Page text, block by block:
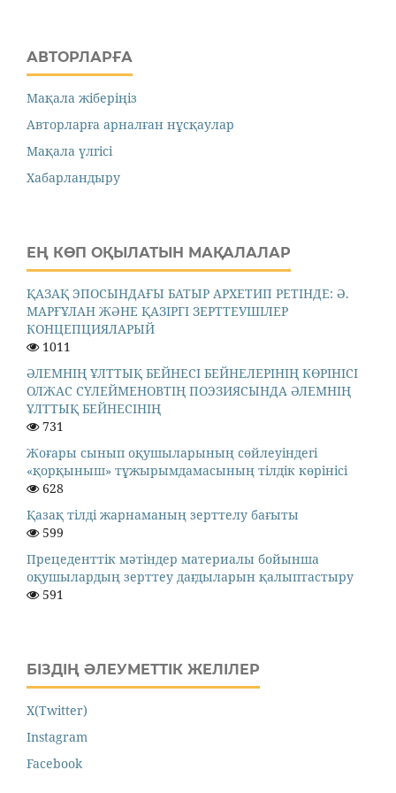
АВТОРЛАРҒА
Мақала жіберіңіз
Авторларға арналған нұсқаулар
Мақала үлгісі
Хабарландыру
ЕҢ КӨП ОҚЫЛАТЫН МАҚАЛАЛАР
ҚАЗАҚ ЭПОСЫНДАҒЫ БАТЫР АРХЕТИП РЕТІНДЕ: Ә.
МАРҒҰЛАН ЖӘНЕ ҚАЗІРГІ ЗЕРТТЕУШІЛЕР
КОНЦЕПЦИЯЛАРЫЙ
1011
ӘЛЕМНІҢ ҰЛТТЫҚ БЕЙНЕСІ БЕЙНЕЛЕРІНІҢ КӨРІНІСІ
ОЛЖАС СҮЛЕЙМЕНОВТІҢ ПОЭЗИЯСЫНДА ӘЛЕМНІҢ
ҰЛТТЫҚ БЕЙНЕСІНІҢ
731
Жоғары сынып оқушыларының сөйлеуіндегі
«қорқыныш» тұжырымдамасының тілдік көрінісі
628
Қазақ тілді жарнаманың зерттелу бағыты
599
Прецеденттік мәтіндер материалы бойынша
оқушылардың зерттеу дағдыларын қалыптастыру
591
БІЗДІҢ ӘЛЕУМЕТТІК ЖЕЛІЛЕР
X(Twitter)
Instagram
Facebook